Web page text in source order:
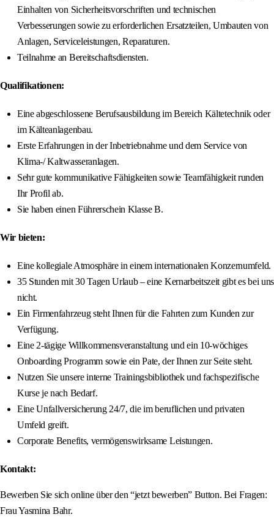
Einhalten von Sicherheitsvorschriften und technischen
Verbesserungen sowie zu erforderlichen Ersatzteilen, Umbauten von
Anlagen, Serviceleistungen, Reparaturen.
Teilnahme an Bereitschaftsdiensten.
Qualifikationen:
Eine abgeschlossene Berufsausbildung im Bereich Kältetechnik oder
im Kälteanlagenbau.
Erste Erfahrungen in der Inbetriebnahme und dem Service von
Klima-/ Kaltwasseranlagen.
Sehr gute kommunikative Fähigkeiten sowie Teamfähigkeit runden
Ihr Profil ab.
Sie haben einen Führerschein Klasse B.
Wir bieten:
Eine kollegiale Atmosphäre in einem internationalen Konzernumfeld.
35 Stunden mit 30 Tagen Urlaub – eine Kernarbeitszeit gibt es bei uns
nicht.
Ein Firmenfahrzeug steht Ihnen für die Fahrten zum Kunden zur
Verfügung.
Eine 2-tägige Willkommensveranstaltung und ein 10-wöchiges
Onboarding Programm sowie ein Pate, der Ihnen zur Seite steht.
Nutzen Sie unsere interne Trainingsbibliothek und fachspezifische
Kurse je nach Bedarf.
Eine Unfallversicherung 24/7, die im beruflichen und privaten
Umfeld greift.
Corporate Benefits, vermögenswirksame Leistungen.
Kontakt:
Bewerben Sie sich online über den “jetzt bewerben” Button. Bei Fragen:
Frau Yasmina Bahr.